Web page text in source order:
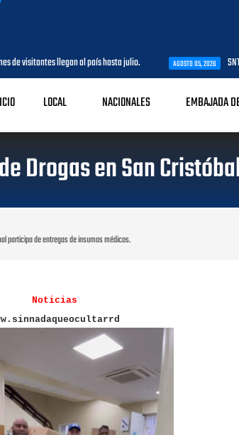
llegan al país hasta julio. AGOSTO 05, 2026 SNTP
LOCAL NACIONALES EMBAJADA
Drogas en San
participa de entregas de insumos médicos.
Noticias